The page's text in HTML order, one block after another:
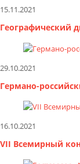
15.11.2021
Географический
29.10.2021
Германо-
16.10.2021
VII Всемирный